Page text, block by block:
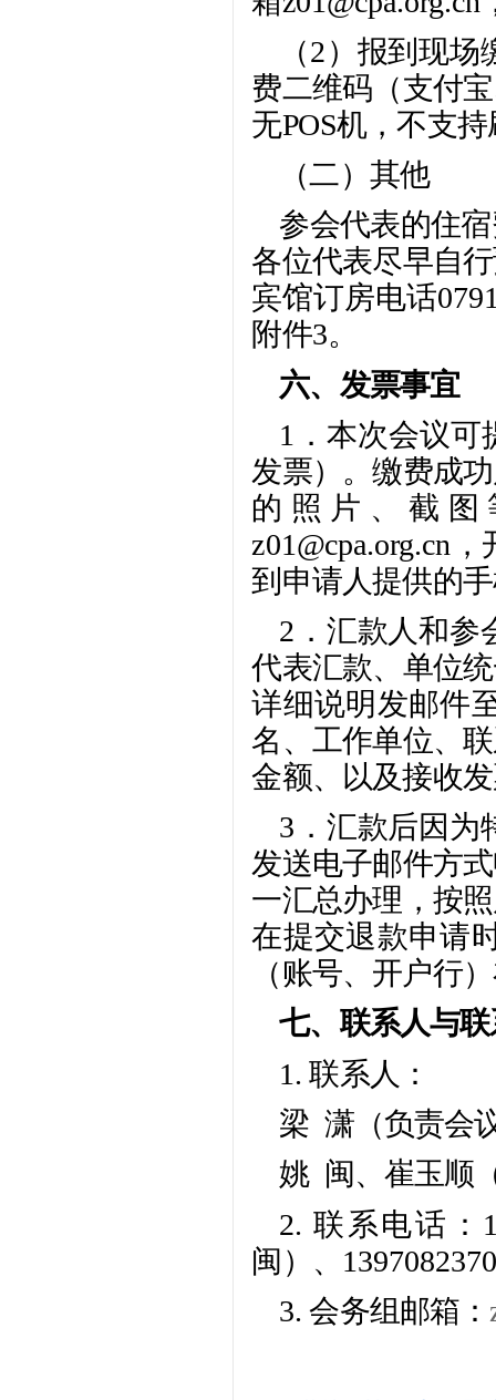
（2）报到现
费二维码（支付
无POS机，不支
（二）其他
参会代表的住
各位代表尽早自
宾馆订房电话
附件3。
六、发票事宜
1．本次会议可
发票）。缴费成
的照片、截
z01@cpa.org.cn
到申请人提供的
2．汇款人和参
代表汇款、单位
详细说明发邮件
名、工作单位、
金额、以及接收
3．汇款后因为
发送电子邮件方
一汇总办理，按
在提交退款申请
（账号、开户行
七、联系人与
1. 联系人：
梁 潇（负责会
姚 闽、崔玉顺
2. 联系电话：
闽）、
3. 会务组邮箱：